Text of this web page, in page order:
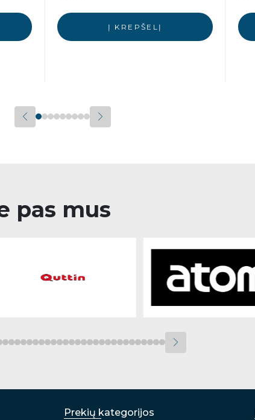
Į KREPŠELĮ
pas mus
Prekių kategorijos